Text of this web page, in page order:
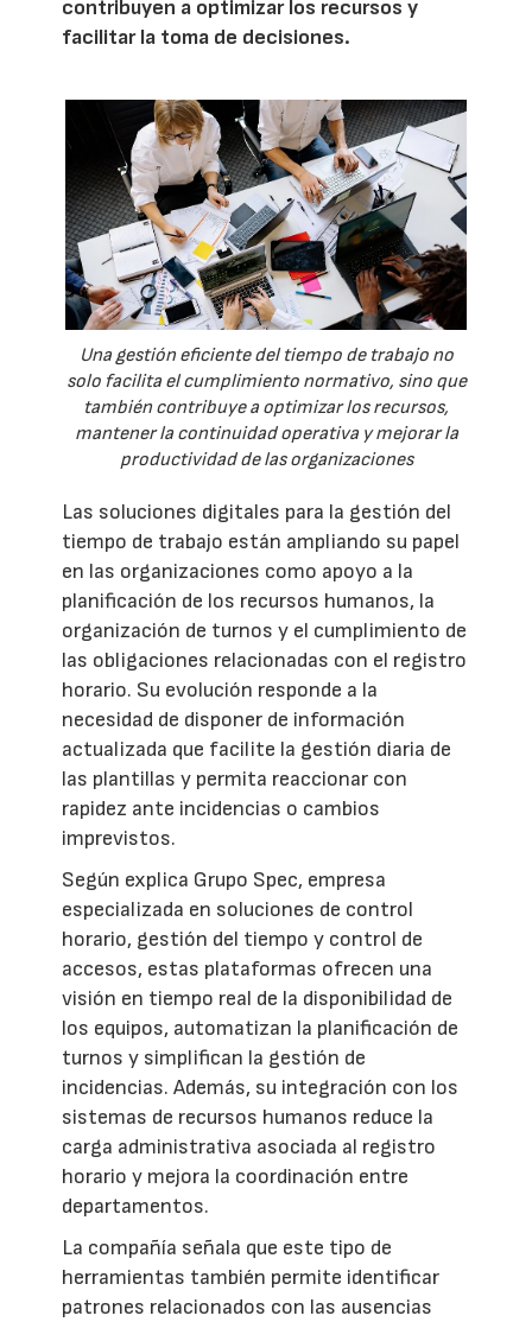
contribuyen a optimizar los recursos y
facilitar la toma de decisiones.
Una gestión eficiente del tiempo de trabajo no
solo facilita el cumplimiento normativo, sino que
también contribuye a optimizar los recursos,
mantener la continuidad operativa y mejorar la
productividad de las organizaciones
Las soluciones digitales para la gestión del
tiempo de trabajo están ampliando su papel
en las organizaciones como apoyo a la
planificación de los recursos humanos, la
organización de turnos y el cumplimiento de
las obligaciones relacionadas con el registro
horario. Su evolución responde a la
necesidad de disponer de información
actualizada que facilite la gestión diaria de
las plantillas y permita reaccionar con
rapidez ante incidencias o cambios
imprevistos.
Según explica Grupo Spec, empresa
especializada en soluciones de control
horario, gestión del tiempo y control de
accesos, estas plataformas ofrecen una
visión en tiempo real de la disponibilidad de
los equipos, automatizan la planificación de
turnos y simplifican la gestión de
incidencias. Además, su integración con los
sistemas de recursos humanos reduce la
carga administrativa asociada al registro
horario y mejora la coordinación entre
departamentos.
La compañía señala que este tipo de
herramientas también permite identificar
patrones relacionados con las ausencias